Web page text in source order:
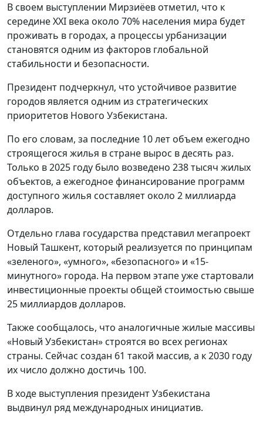
В своем выступлении Мирзиёев отметил, что к
середине XXI века около 70% населения мира будет
проживать в городах, а процессы урбанизации
становятся одним из факторов глобальной
стабильности и безопасности.
Президент подчеркнул, что устойчивое развитие
городов является одним из стратегических
приоритетов Нового Узбекистана.
По его словам, за последние 10 лет объем ежегодно
строящегося жилья в стране вырос в десять раз.
Только в 2025 году было возведено 238 тысяч жилых
объектов, а ежегодное финансирование программ
доступного жилья составляет около 2 миллиарда
долларов.
Отдельно глава государства представил мегапроект
Новый Ташкент, который реализуется по принципам
«зеленого», «умного», «безопасного» и «15-
минутного» города. На первом этапе уже стартовали
инвестиционные проекты общей стоимостью свыше
25 миллиардов долларов.
Также сообщалось, что аналогичные жилые массивы
«Новый Узбекистан» строятся во всех регионах
страны. Сейчас создан 61 такой массив, а к 2030 году
их число должно достичь 100.
В ходе выступления президент Узбекистана
выдвинул ряд международных инициатив.